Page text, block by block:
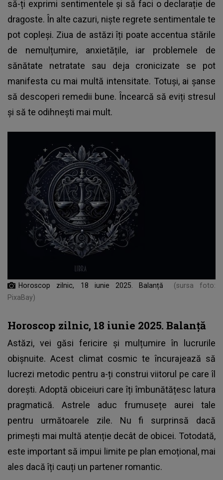
să-ți exprimi sentimentele și să faci o declarație de
dragoste. În alte cazuri, niște regrete sentimentale te
pot copleși. Ziua de astăzi îți poate accentua stările
de nemulțumire, anxietățile, iar problemele de
sănătate netratate sau deja cronicizate se pot
manifesta cu mai multă intensitate. Totuși, ai șanse
să descoperi remedii bune. Încearcă să eviți stresul
și să te odihnești mai mult.
Horoscop zilnic, 18 iunie 2025. Balanță
(sursa foto:
PixaBay)
Horoscop zilnic, 18 iunie 2025. Balanță
Astăzi, vei găsi fericire și mulțumire în lucrurile
obișnuite. Acest climat cosmic te încurajează să
lucrezi metodic pentru a-ți construi viitorul pe care îl
dorești. Adoptă obiceiuri care îți îmbunătățesc latura
pragmatică. Astrele aduc frumusețe aurei tale
pentru următoarele zile. Nu fi surprinsă dacă
primești mai multă atenție decât de obicei. Totodată,
este important să impui limite pe plan emoțional, mai
ales dacă îți cauți un partener romantic.